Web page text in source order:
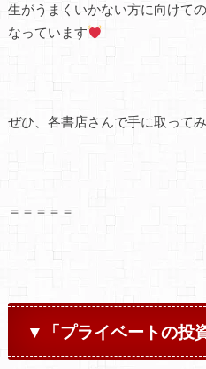
生がうまくいかない方に向けて
なっています
ぜひ、各書店さんで手に取って
＝＝＝＝＝
▼「プライベートの投